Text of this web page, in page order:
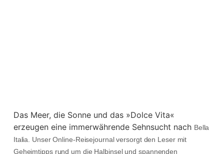
Das Meer, die Sonne und das »Dolce Vita«
erzeugen eine immerwährende Sehnsucht nach Bella
Italia. Unser Online-Reisejournal versorgt den Leser mit
Geheimtipps rund um die Halbinsel und spannenden